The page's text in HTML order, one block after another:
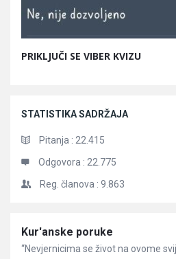
PRIKLJUČI SE VIBER KVIZU
STATISTIKA SADRŽAJA
Pitanja : 22.415
Odgovora : 22.775
Reg. članova : 9.863
Članci
Kur'anske poruke
“Nevjernicima se život na ovome